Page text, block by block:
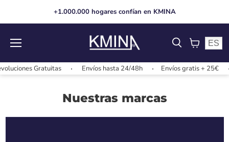
+1.000.000 hogares confían en KMINA
View
cart
ES
Gratuitas Envíos hasta 24/48h Envíos gratis + 25€
Nuestras marcas